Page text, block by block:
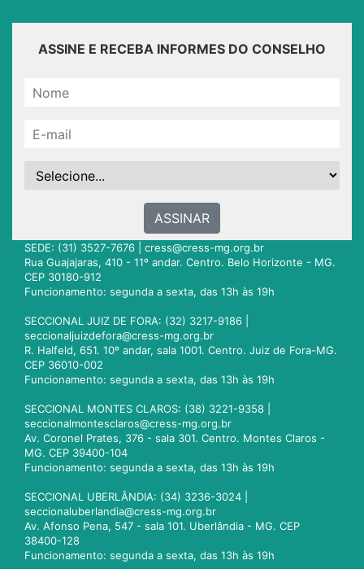
ASSINE E RECEBA INFORMES DO CONSELHO
ASSINAR
SEDE: (31) 3527-7676 | cress@cress-mg.org.br
Rua Guajajaras, 410 - 11º andar. Centro. Belo Horizonte - MG.
CEP 30180-912
Funcionamento: segunda a sexta, das 13h às 19h
SECCIONAL JUIZ DE FORA: (32) 3217-9186 |
seccionaljuizdefora@cress-mg.org.br
R. Halfeld, 651. 10º andar, sala 1001. Centro. Juiz de Fora-MG.
CEP 36010-002
Funcionamento: segunda a sexta, das 13h às 19h
SECCIONAL MONTES CLAROS: (38) 3221-9358 |
seccionalmontesclaros@cress-mg.org.br
Av. Coronel Prates, 376 - sala 301. Centro. Montes Claros -
MG. CEP 39400-104
Funcionamento: segunda a sexta, das 13h às 19h
SECCIONAL UBERLÂNDIA: (34) 3236-3024 |
seccionaluberlandia@cress-mg.org.br
Av. Afonso Pena, 547 - sala 101. Uberlândia - MG. CEP
38400-128
Funcionamento: segunda a sexta, das 13h às 19h